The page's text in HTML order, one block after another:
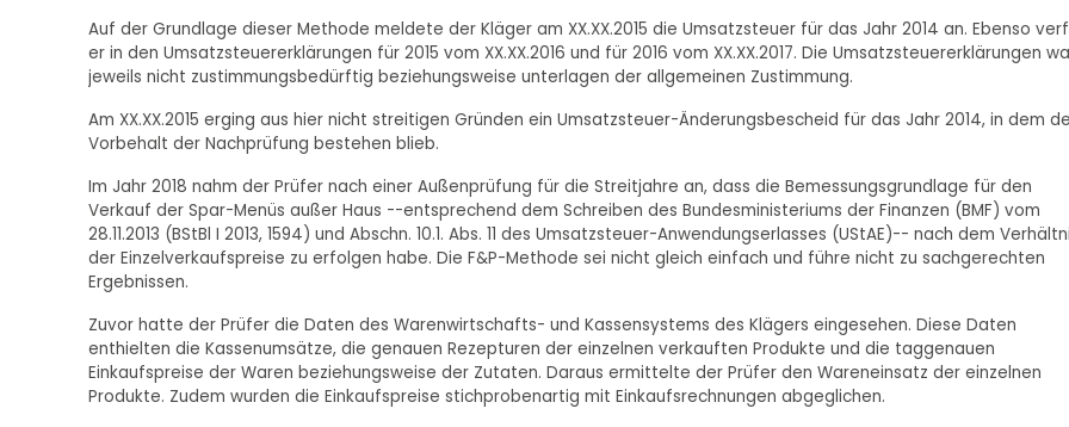
Auf der Grundlage dieser Methode meldete der Kläger am XX.XX.2015 die Umsatzsteuer für das Jahr 2014 an. Ebenso
er in den Umsatzsteuererklärungen für 2015 vom XX.XX.2016 und für 2016 vom XX.XX.2017. Die Umsatzsteuererklärungen
jeweils nicht zustimmungsbedürftig beziehungsweise unterlagen der allgemeinen Zustimmung.
Am XX.XX.2015 erging aus hier nicht streitigen Gründen ein Umsatzsteuer-Änderungsbescheid für das Jahr 2014, in dem
Vorbehalt der Nachprüfung bestehen blieb.
Im Jahr 2018 nahm der Prüfer nach einer Außenprüfung für die Streitjahre an, dass die Bemessungsgrundlage für den
Verkauf der Spar-Menüs außer Haus --entsprechend dem Schreiben des Bundesministeriums der Finanzen (BMF) vom
28.11.2013 (BStBl I 2013, 1594) und Abschn. 10.1. Abs. 11 des Umsatzsteuer-Anwendungserlasses (UStAE)-- nach dem
der Einzelverkaufspreise zu erfolgen habe. Die F&P-Methode sei nicht gleich einfach und führe nicht zu sachgerechten
Ergebnissen.
Zuvor hatte der Prüfer die Daten des Warenwirtschafts- und Kassensystems des Klägers eingesehen. Diese Daten
enthielten die Kassenumsätze, die genauen Rezepturen der einzelnen verkauften Produkte und die taggenauen
Einkaufspreise der Waren beziehungsweise der Zutaten. Daraus ermittelte der Prüfer den Wareneinsatz der einzelnen
Produkte. Zudem wurden die Einkaufspreise stichprobenartig mit Einkaufsrechnungen abgeglichen.